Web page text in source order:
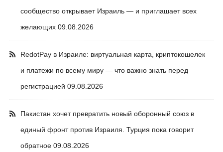
сообщество открывает Израиль — и приглашает всех
желающих 09.08.2026
RedotPay в Израиле: виртуальная карта, криптокошелек
и платежи по всему миру — что важно знать перед
регистрацией 09.08.2026
Пакистан хочет превратить новый оборонный союз в
единый фронт против Израиля. Турция пока говорит
обратное 09.08.2026